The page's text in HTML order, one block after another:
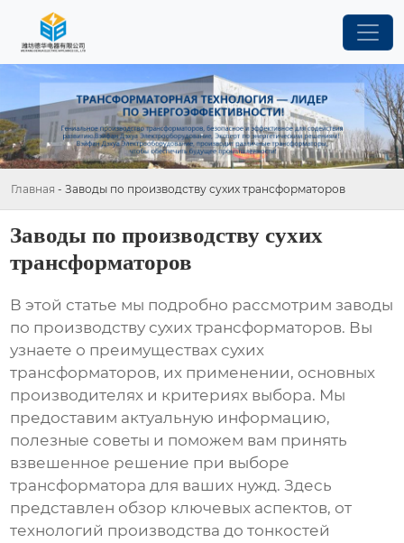
Главная - Заводы по производству сухих трансформаторов
Заводы по производству сухих
трансформаторов
В этой статье мы подробно рассмотримзаводы
по производству сухих трансформаторов. Вы
узнаете о преимуществах сухих
трансформаторов, их применении, основных
производителях и критериях выбора. Мы
предоставим актуальную информацию,
полезные советы и поможем вам принять
взвешенное решение при выборе
трансформатора для ваших нужд. Здесь
представлен обзор ключевых аспектов, от
технологий производства до тонкостей